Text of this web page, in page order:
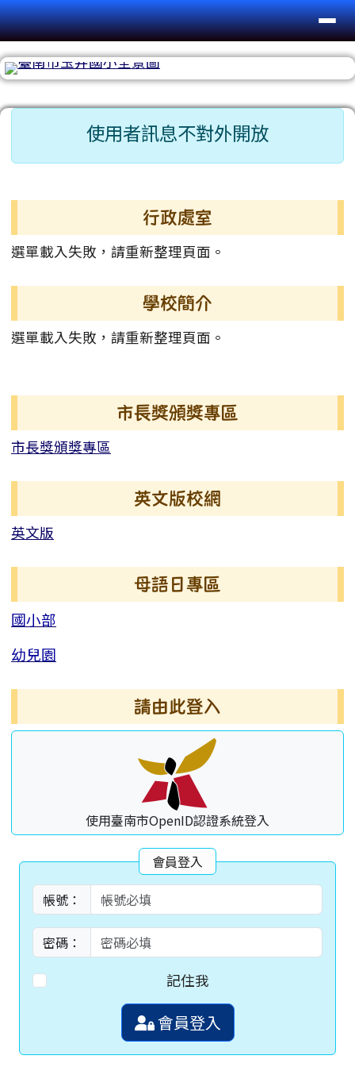
跳至主內容區
台南市玉井國小
導覽列
主內容區域使用者訊息不對外開放
行政處室
選單載入失敗，請重新整理頁面。
學校簡介
選單載入失敗，請重新整理頁面。
右邊區域內容市長獎頒獎專區
市長獎頒獎專區
英文版校網
英文版
母語日專區
國小部
幼兒園
請由此登入
使用臺南市OpenID認證系統登入
會員登入
帳號：
密碼：
記住我
會員登入
頁尾區域